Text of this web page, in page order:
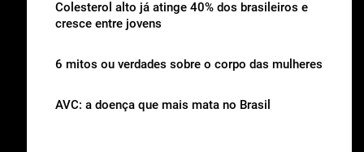
Colesterol alto já atinge 40% dos brasileiros e
cresce entre jovens
6 mitos ou verdades sobre o corpo das mulheres
AVC: a doença que mais mata no Brasil